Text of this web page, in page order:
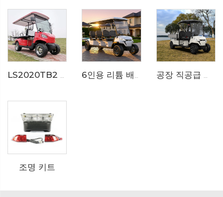
LS2020TB2 전기 구급차 골프 카트 6인용 리튬 배터리 오프로드 전기 캠프 골프 카트 LS2063A 공장 직공급 리튬 배터리 2 인승 전기 화물 골프 카트 LS2043KHCX
조명 키트